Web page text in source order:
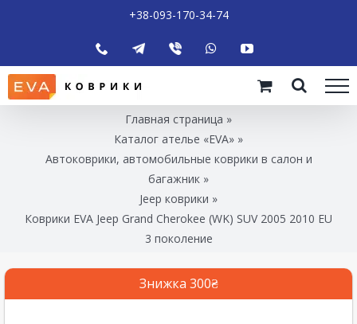
+38-093-170-34-74
Главная страница »
Каталог ателье «EVA» »
Автоковрики, автомобильные коврики в салон и
багажник »
Jeep коврики »
Коврики EVA Jeep Grand Cherokee (WK) SUV 2005 2010 EU
3 поколение
Знижка 300₴